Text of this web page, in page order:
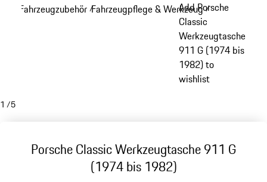
Fahrzeugzubehör /Fahrzeugpflege & Werkzeug/
Add Porsche
Classic
Werkzeugtasche
911 G (1974 bis
1982) to
wishlist
1 /5
Porsche Classic Werkzeugtasche 911 G
(1974 bis 1982)